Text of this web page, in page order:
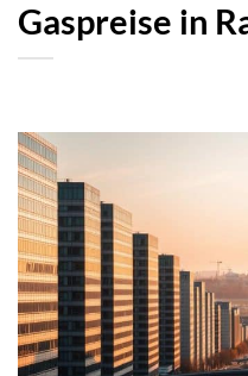
Gaspreise in